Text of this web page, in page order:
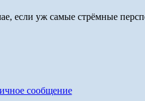
если уж самые стрёмные